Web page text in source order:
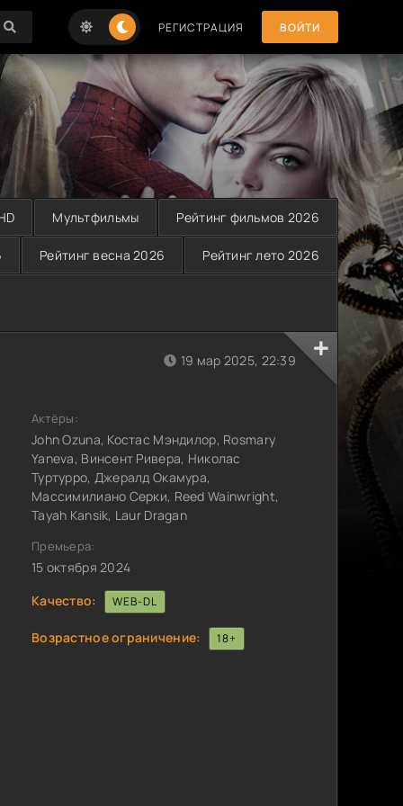
РЕГИСТРАЦИЯ ВОЙТИ
Мультфильмы Рейтинг фильмов 2026
Рейтинг весна 2026 Рейтинг лето 2026
19 мар 2025, 22:39
Актёры:
John Ozuna, Костас Мэндилор, Rosmary
Yaneva, Винсент Ривера, Николас
Туртурро, Джералд Окамура,
Массимилиано Серки, Reed Wainwright,
Tayah Kansik, Laur Dragan
Премьера:
15 октября 2024
Качество:
WEB-DL
Возрастное ограничение: 18+